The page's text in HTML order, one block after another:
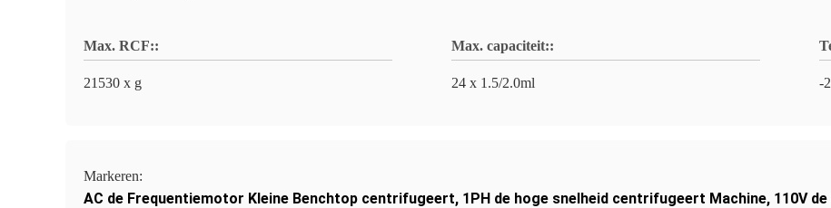
Max. RCF::
21530 x g
Max. capaciteit::
24 x 1.5/2.0ml -
Markeren:
AC de Frequentiemotor Kleine Benchtop centrifugeert, 1PH de hoge snelheid centrifugeert Machine, 110V